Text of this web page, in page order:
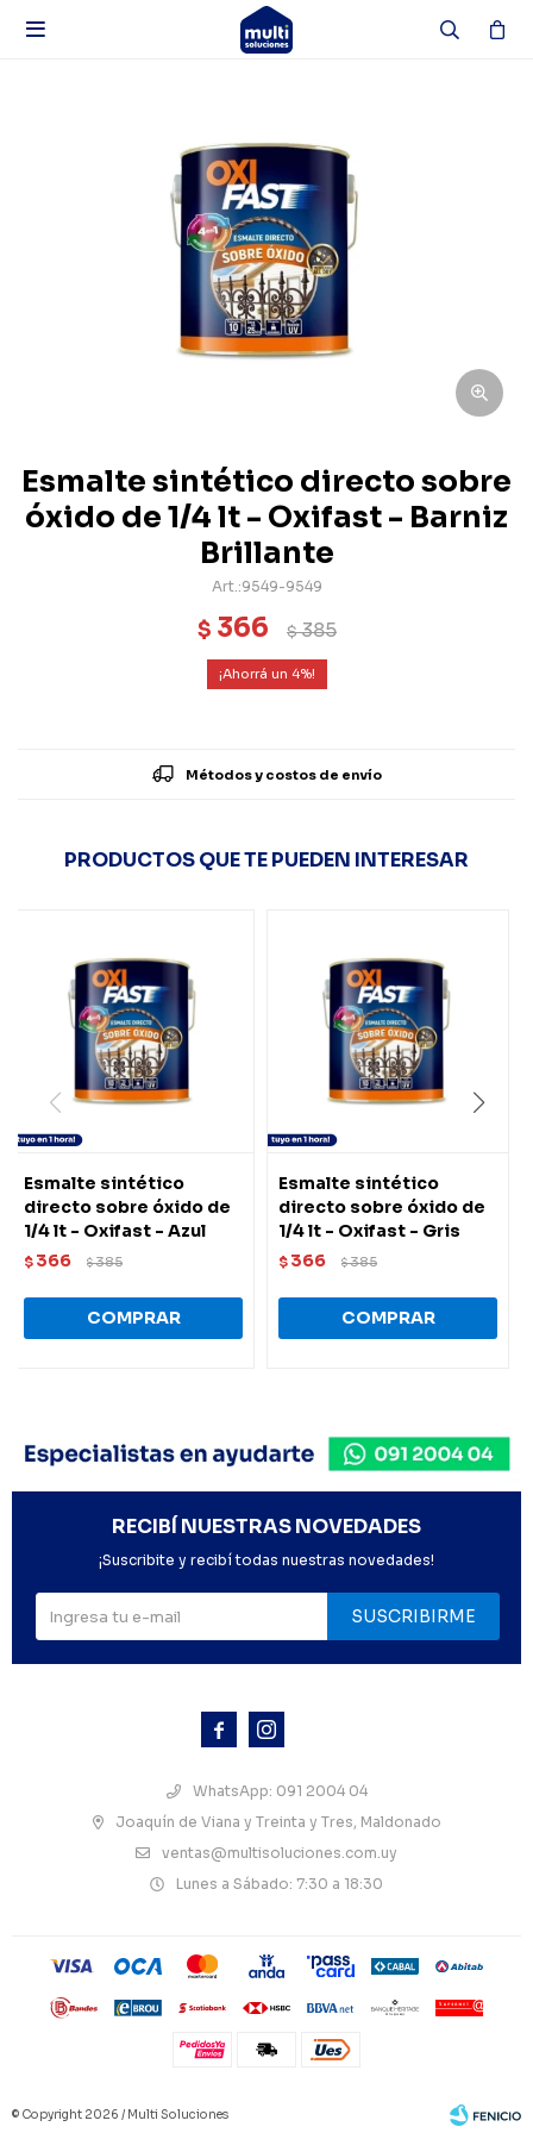

Esmalte sintético directo sobre
óxido de 1/4 lt - Oxifast - Barniz
Brillante
9549-9549
$ 366 $385
4
Métodos y costos de envío
PRODUCTOS QUE TE PUEDEN INTERESAR
Esmalte sintético
directo sobre óxido de
1/4 lt - Oxifast - Azul
$ 366 $385
Esmalte sintético
directo sobre óxido de
1/4 lt - Oxifast - Gris
$ 366 $385
 
WhatsApp: 091 2004 04
Joaquín de Viana y Treinta y Tres, Maldonado
ventas@multisoluciones.com.uy
Lunes a Sábado: 7:30 a 18:30
RECIBÍ NUESTRAS NOVEDADES
¡Suscribite y recibí todas nuestras novedades!
SUSCRIBIRME
© Copyright 2026 / Multi Soluciones